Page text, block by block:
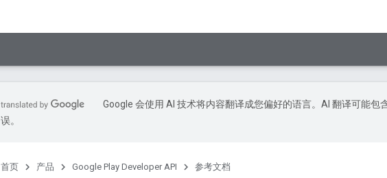
Google 会使用 AI 技术将内容翻译成您偏好的语言。AI 翻译可能包
误。
首页 产品 Google Play Developer API 参考文档